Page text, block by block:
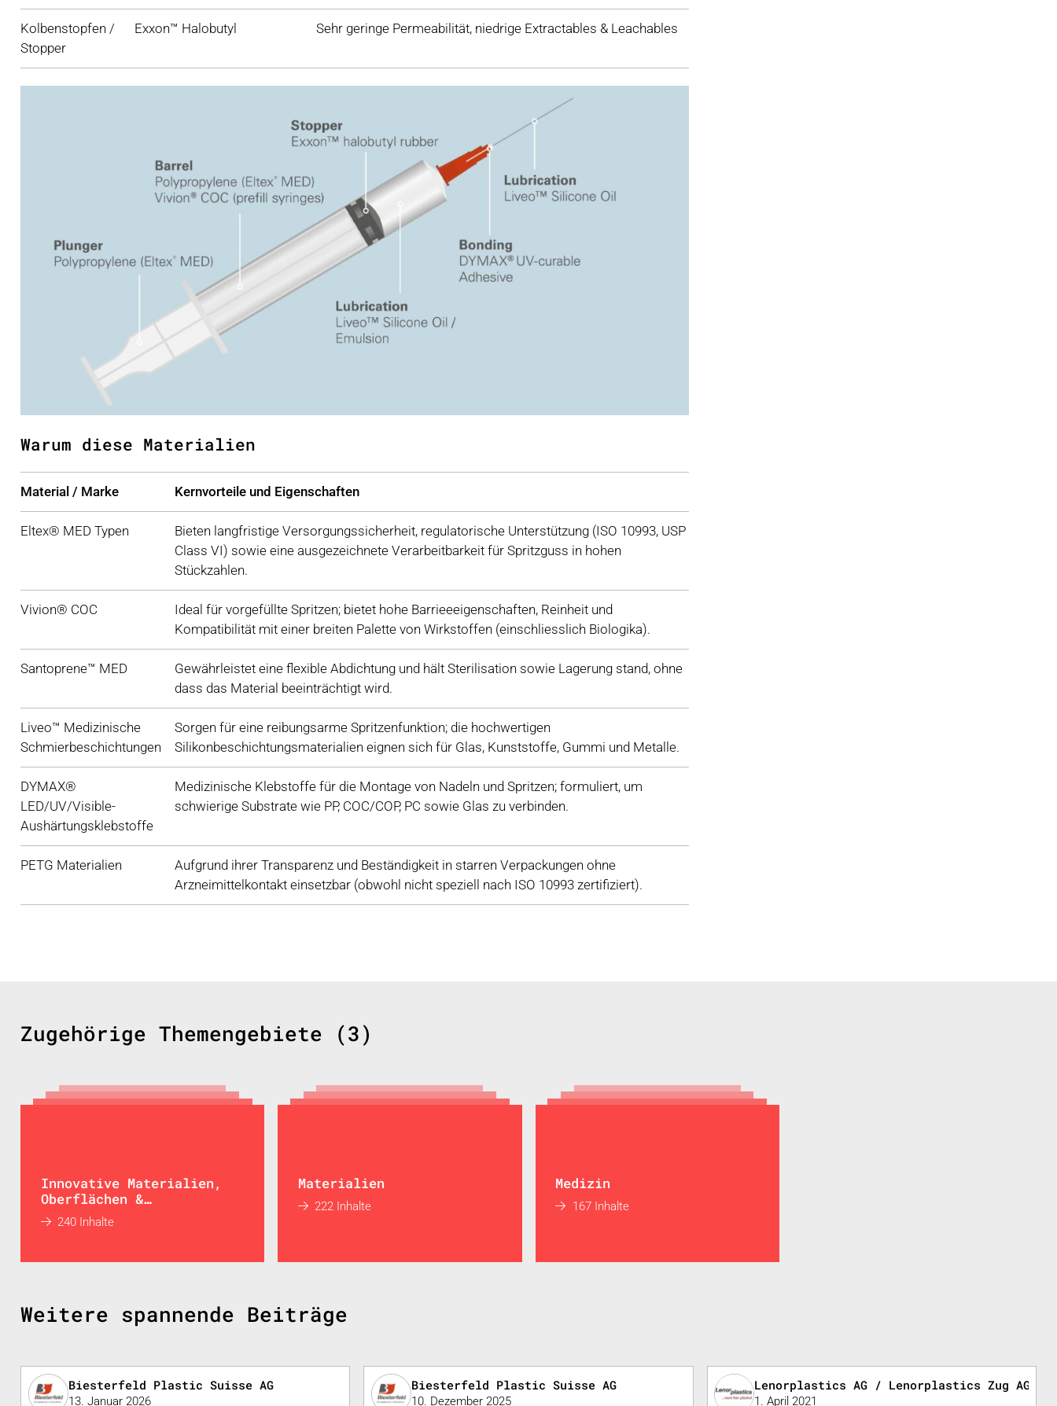
Kolbenstopfen /
Stopper
Exxon™ Halobutyl Sehr geringe Permeabilität, niedrige Extractables & Leachables
Warum diese Materialien
Material / Marke Kernvorteile und Eigenschaften
Eltex® MED Typen
Bieten langfristige Versorgungssicherheit, regulatorische Unterstützung (ISO 10993, USP
Class VI) sowie eine ausgezeichnete Verarbeitbarkeit für Spritzguss in hohen
Stückzahlen.
Vivion® COC
Ideal für vorgefüllte Spritzen; bietet hohe Barrieeeigenschaften, Reinheit und
Kompatibilität mit einer breiten Palette von Wirkstoffen (einschliesslich Biologika).
Santoprene™ MED
Gewährleistet eine flexible Abdichtung und hält Sterilisation sowie Lagerung stand, ohne
dass das Material beeinträchtigt wird.
Liveo™ Medizinische
Schmierbeschichtungen
Sorgen für eine reibungsarme Spritzenfunktion; die hochwertigen
Silikonbeschichtungsmaterialien eignen sich für Glas, Kunststoffe, Gummi und Metalle.
DYMAX®
LED/UV/Visible-
Aushärtungsklebstoffe
Medizinische Klebstoffe für die Montage von Nadeln und Spritzen; formuliert, um
schwierige Substrate wie PP, COC/COP, PC sowie Glas zu verbinden.
PETG Materialien
Aufgrund ihrer Transparenz und Beständigkeit in starren Verpackungen ohne
Arzneimittelkontakt einsetzbar (obwohl nicht speziell nach ISO 10993 zertifiziert).
Zugehörige Themengebiete (3)
Innovative Materialien,
Oberflächen &
Beschichtungen
240 Inhalte
Materialien
222 Inhalte
Medizin
167 Inhalte
Weitere spannende Beiträge
Biesterfeld Plastic Suisse AG
13. Januar 2026
Biesterfeld Plastic Suisse AG
10. Dezember 2025
Lenorplastics AG / Lenorplastics Zug AG /
1. April 2021